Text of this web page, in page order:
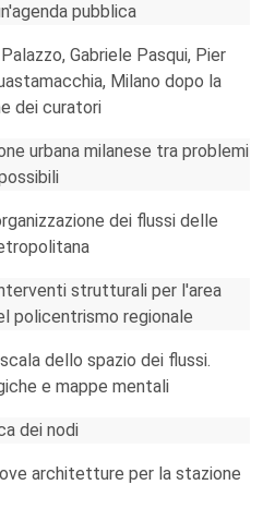
pubblica
Gabriele Pasqui, Pier
Milano dopo la
dei curatori
urbana milanese tra problemi
dei flussi delle
strutturali per l'area
policentrismo regionale
dello spazio dei flussi.
e mappe mentali
dei nodi
architetture per la stazione